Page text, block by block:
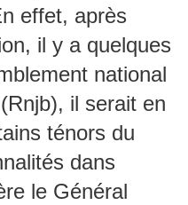
effet, après
il y a quelques
national
il serait en
ténors du
dans
le Général